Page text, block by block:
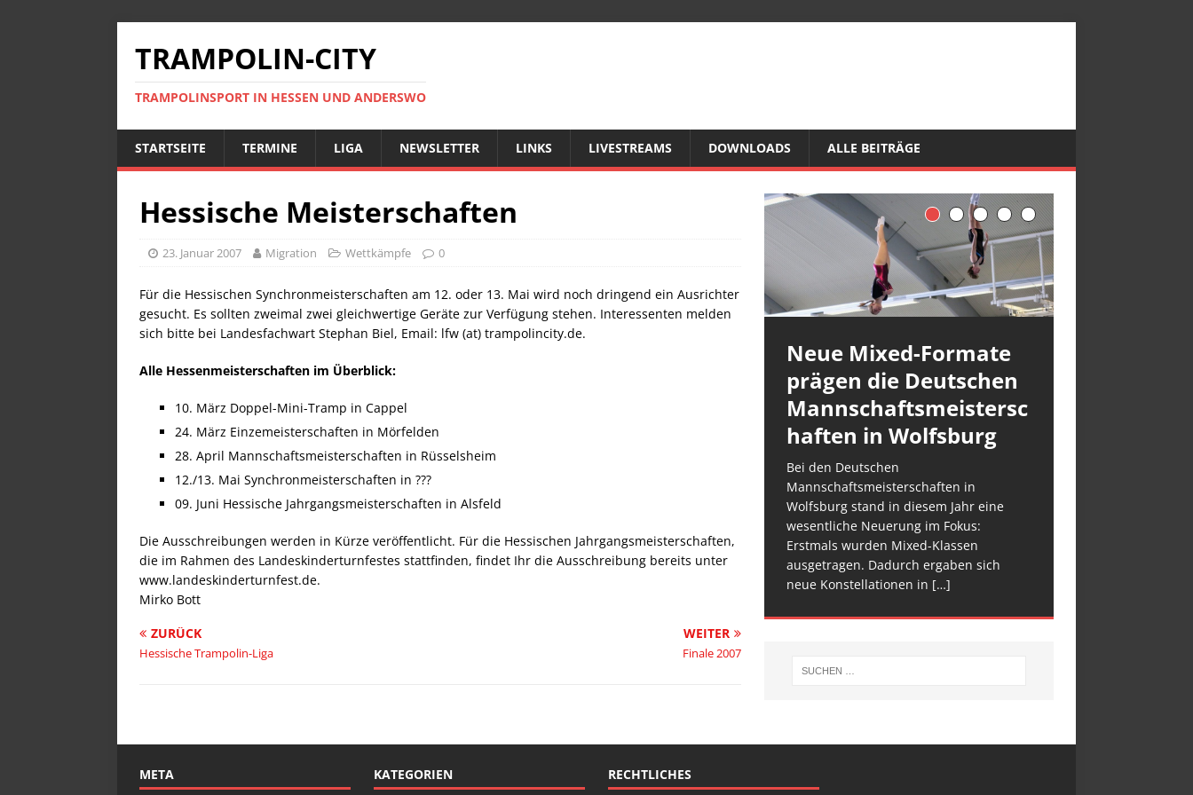
TRAMPOLIN-CITY
TRAMPOLINSPORT IN HESSEN UND ANDERSWO
STARTSEITE TERMINE LIGA NEWSLETTER LINKS LIVESTREAMS DOWNLOADS ALLE BEITRÄGE
Hessische Meisterschaften
23. Januar 2007 Migration Wettkämpfe 0
Für die Hessischen Synchronmeisterschaften am 12. oder 13. Mai wird noch dringend ein Ausrichter
gesucht. Es sollten zweimal zwei gleichwertige Geräte zur Verfügung stehen. Interessenten melden
sich bitte bei Landesfachwart Stephan Biel, Email: lfw (at) trampolincity.de.
Alle Hessenmeisterschaften im Überblick:
10. März Doppel-Mini-Tramp in Cappel
24. März Einzemeisterschaften in Mörfelden
28. April Mannschaftsmeisterschaften in Rüsselsheim
12./13. Mai Synchronmeisterschaften in ???
09. Juni Hessische Jahrgangsmeisterschaften in Alsfeld
Die Ausschreibungen werden in Kürze veröffentlicht. Für die Hessischen Jahrgangsmeisterschaften,
die im Rahmen des Landeskinderturnfestes stattfinden, findet Ihr die Ausschreibung bereits unter
www.landeskinderturnfest.de.
Mirko Bott
ZURÜCK
Hessische Trampolin-Liga
WEITER
Finale 2007
Neue Mixed-Formate
prägen die Deutschen
Mannschaftsmeistersc
haften in Wolfsburg
Bei den Deutschen
Mannschaftsmeisterschaften in
Wolfsburg stand in diesem Jahr eine
wesentliche Neuerung im Fokus:
Erstmals wurden Mixed-Klassen
ausgetragen. Dadurch ergaben sich
neue Konstellationen in […]
META KATEGORIEN RECHTLICHES